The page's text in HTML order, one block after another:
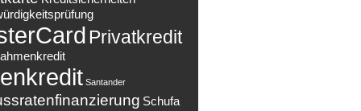
Privatkredit
Santander
Schufa